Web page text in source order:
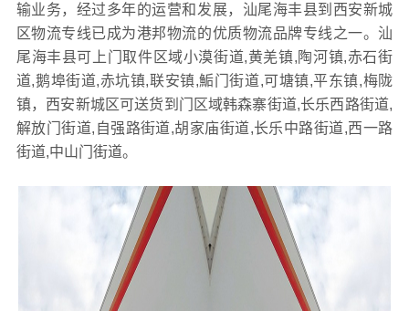
输业务，经过多年的运营和发展，汕尾海丰县到西安新城
区物流专线已成为港邦物流的优质物流品牌专线之一。汕
尾海丰县可上门取件区域小漠街道,黄羌镇,陶河镇,赤石街
道,鹅埠街道,赤坑镇,联安镇,鮜门街道,可塘镇,平东镇,梅陇
镇，西安新城区可送货到门区域韩森寨街道,长乐西路街道,
解放门街道,自强路街道,胡家庙街道,长乐中路街道,西一路
街道,中山门街道。